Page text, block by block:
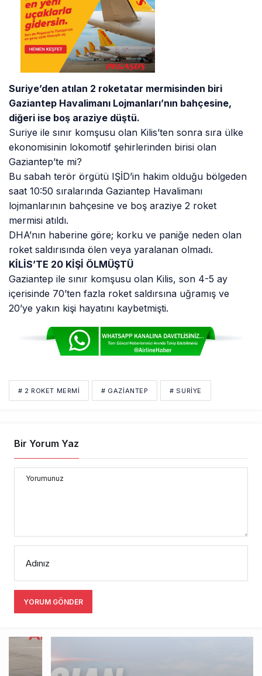
Suriye’den atılan 2 roketatar mermisinden biri
Gaziantep Havalimanı Lojmanları’nın bahçesine,
diğeri ise boş araziye düştü.
Suriye ile sınır komşusu olan Kilis’ten sonra sıra ülke
ekonomisinin lokomotif şehirlerinden birisi olan
Gaziantep’te mi?
Bu sabah terör örgütü IŞİD’in hakim olduğu bölgeden
saat 10:50 sıralarında Gaziantep Havalimanı
lojmanlarının bahçesine ve boş araziye 2 roket
mermisi atıldı.
DHA’nın haberine göre; korku ve paniğe neden olan
roket saldırısında ölen veya yaralanan olmadı.
KİLİS’TE 20 KİŞİ ÖLMÜŞTÜ
Gaziantep ile sınır komşusu olan Kilis, son 4-5 ay
içerisinde 70’ten fazla roket saldırsına uğramış ve
20’ye yakın kişi hayatını kaybetmişti.
# 2 ROKET MERMI # GAZIANTEP # SURİYE
Bir Yorum Yaz
Yorumunuz
Adınız
YORUM GÖNDER